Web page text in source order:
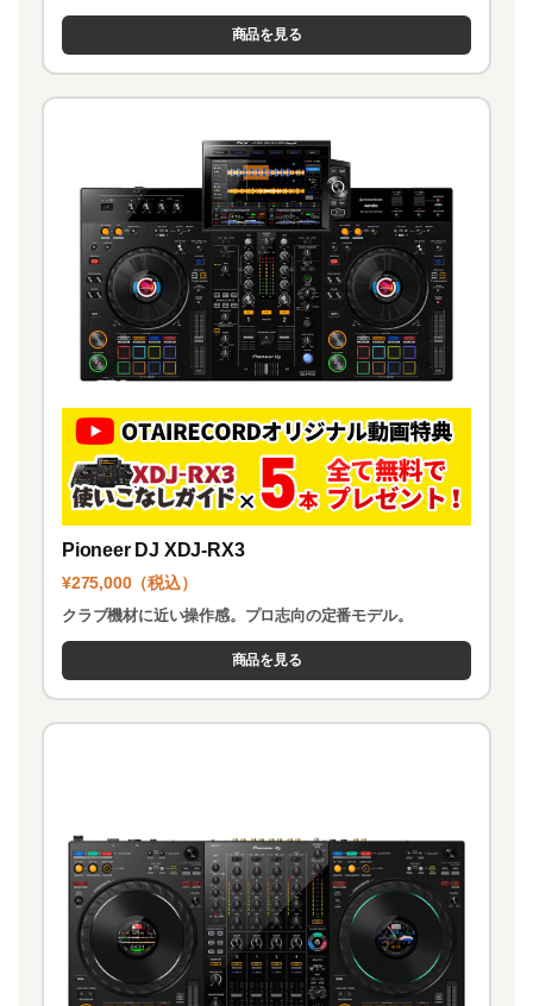
商品を見る
Pioneer DJ XDJ-RX3
¥275,000（税込）
クラブ機材に近い操作感。プロ志向の定番モデル。
商品を見る